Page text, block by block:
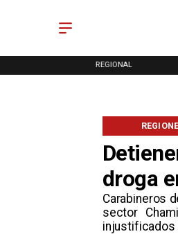
REGIONAL
droga
Carabineros
sector
injustificados